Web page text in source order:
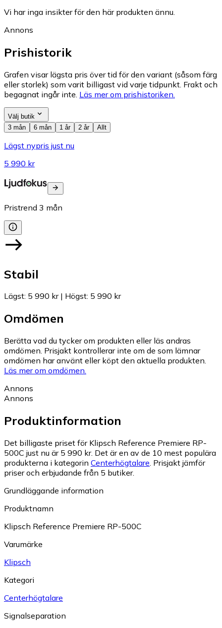
Vi har inga insikter för den här produkten ännu.
Annons
Prishistorik
Grafen visar lägsta pris över tid för den variant (såsom färg
eller storlek) som varit billigast vid varje tidpunkt. Frakt och
begagnat ingår inte. Läs mer om prishistoriken.
Välj butik
3 mån
6 mån 1 år 2 år Allt
Lägst nypris just nu
5 990 kr
Pristrend 3 mån
Stabil
Lägst: 5 990 kr| Högst: 5 990 kr
Omdömen
Berätta vad du tycker om produkten eller läs andras
omdömen. Prisjakt kontrollerar inte om de som lämnar
omdömen har använt eller köpt den aktuella produkten.
Läs mer om omdömen.
Annons
Annons
Produktinformation
Det billigaste priset för Klipsch Reference Premiere RP-
500C just nu är 5 990 kr. Det är en av de 10 mest populära
produkterna i kategorin Centerhögtalare. Prisjakt jämför
priser och erbjudande från 5 butiker.
Grundläggande information
Produktnamn
Klipsch Reference Premiere RP-500C
Varumärke
Klipsch
Kategori
Centerhögtalare
Signalseparation